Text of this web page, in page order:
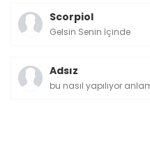
Scorpiol
Gelsin Senin İçinde
Adsız
bu nasıl yapılıyor